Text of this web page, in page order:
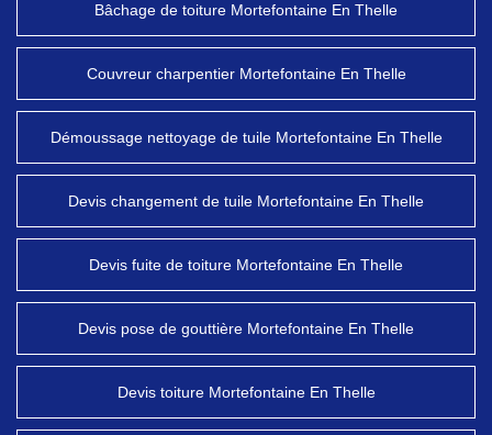
Bâchage de toiture Mortefontaine En Thelle
Couvreur charpentier Mortefontaine En Thelle
Démoussage nettoyage de tuile Mortefontaine En Thelle
Devis changement de tuile Mortefontaine En Thelle
Devis fuite de toiture Mortefontaine En Thelle
Devis pose de gouttière Mortefontaine En Thelle
Devis toiture Mortefontaine En Thelle